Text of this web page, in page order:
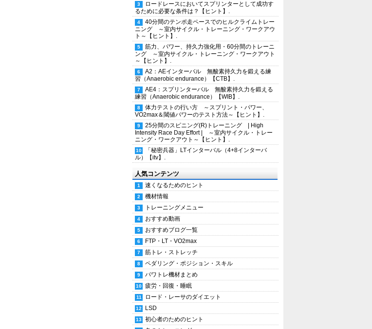
ロードレースにおいてスプリンターとして成功す
るために必要な条件は？【ヒント】.
40分間のテンポ走ペースでのヒルクライムトレー
ニング ～室内サイクル・トレーニング・ワークアウ
ト～【ヒント】.
筋力、パワー、持久力強化用・60分間のトレーニ
ング ～室内サイクル・トレーニング・ワークアウト
～【ヒント】.
A2：AEインターバル 無酸素持久力を鍛える練
習（Anaerobic endurance）【CTB】.
AE4：スプリンターバル 無酸素持久力を鍛える
練習（Anaerobic endurance）【WIB】.
体力テストの行い方 ～スプリント・パワー、
VO2max＆閾値パワーのテスト方法～【ヒント】.
25分間のスピニング(R)トレーニング | High
Intensity Race Day Effort | ～室内サイクル・トレー
ニング・ワークアウト～【ヒント】.
「秘密兵器」LTインターバル（4+8インターバ
ル）【itv】.
人気コンテンツ
速くなるためのヒント
機材情報
トレーニングメニュー
おすすめ動画
おすすめブログ一覧
FTP・LT・VO2max
筋トレ・ストレッチ
ペダリング・ポジション・スキル
パワトレ機材まとめ
疲労・回復・睡眠
ロード・レーサのダイエット
LSD
初心者のためのヒント